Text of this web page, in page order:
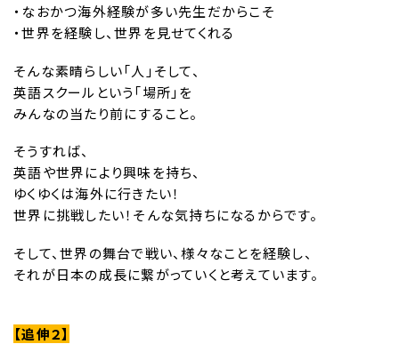
・なおかつ海外経験が多い先生だからこそ
・世界を経験し、世界を見せてくれる
そんな素晴らしい「人」そして、
英語スクールという「場所」を
みんなの当たり前にすること。
そうすれば、
英語や世界により興味を持ち、
ゆくゆくは海外に行きたい！
世界に挑戦したい！そんな気持ちになるからです。
そして、世界の舞台で戦い、様々なことを経験し、
それが日本の成長に繋がっていくと考えています。
【追伸２】